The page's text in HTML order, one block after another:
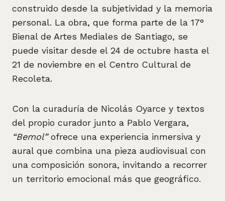
construido desde la subjetividad y la memoria
personal. La obra, que forma parte de la 17°
Bienal de Artes Mediales de Santiago, se
puede visitar desde el 24 de octubre hasta el
21 de noviembre en el Centro Cultural de
Recoleta.
Con la curaduría de Nicolás Oyarce y textos
del propio curador junto a Pablo Vergara,
“Bemol”ofrece una experiencia inmersiva y
aural que combina una pieza audiovisual con
una composición sonora, invitando a recorrer
un territorio emocional más que geográfico.